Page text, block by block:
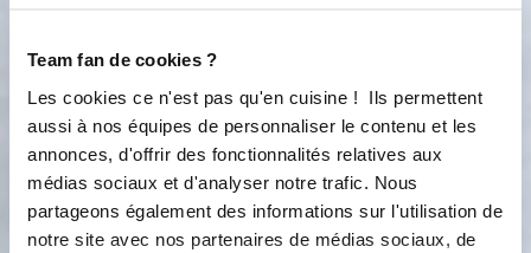
Team fan de cookies ?
Les cookies ce n'est pas qu'en cuisine ! Ils permettent
aussi à nos équipes de personnaliser le contenu et les
annonces, d'offrir des fonctionnalités relatives aux
médias sociaux et d'analyser notre trafic. Nous
partageons également des informations sur l'utilisation de
notre site avec nos partenaires de médias sociaux, de
1blanc d'oeuf
6 saucisses de strasbourg (type knacki)
mayonnaise